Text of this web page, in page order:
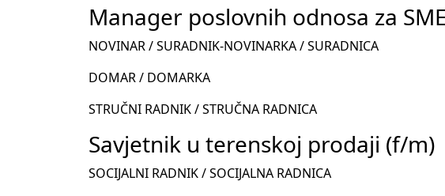
Manager poslovnih odnosa za
NOVINAR / SURADNIK-NOVINARKA / SURADNICA
DOMAR / DOMARKA
STRUČNI RADNIK / STRUČNA RADNICA
Savjetnik u terenskoj prodaji (f/m)
SOCIJALNI RADNIK / SOCIJALNA RADNICA